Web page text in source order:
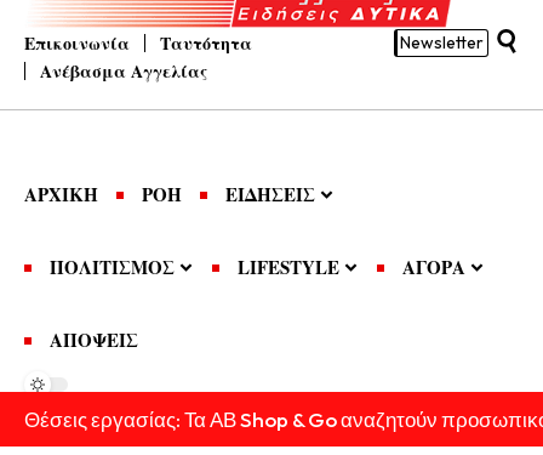
Επικοινωνία
Ταυτότητα
Ανέβασμα Αγγελίας
Newsletter
ΑΡΧΙΚΗ ΡΟΗ ΕΙΔΗΣΕΙΣ
ΠΟΛΙΤΙΣΜΟΣ LIFESTYLE ΑΓΟΡΑ
ΑΠΟΨΕΙΣ
Θέσεις εργασίας: Τα ΑΒ Shop & Go αναζητούν